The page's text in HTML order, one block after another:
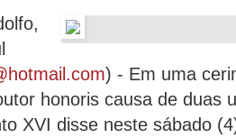
) - Em uma
honoris causa de duas
XVI disse neste sábado